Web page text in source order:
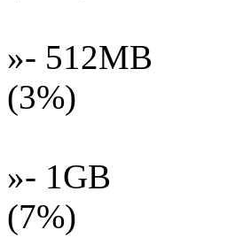
»- 512MB
(3%)
»- 1GB
(7%)